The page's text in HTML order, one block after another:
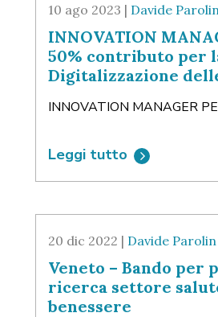
10 ago 2023 | Davide Parolin
INNOVATION
50% contributo per
Digitalizzazione
INNOVATION MANAGER
Leggi tutto
20 dic 2022 | Davide Parolin
Veneto – Bando per
ricerca settore
benessere